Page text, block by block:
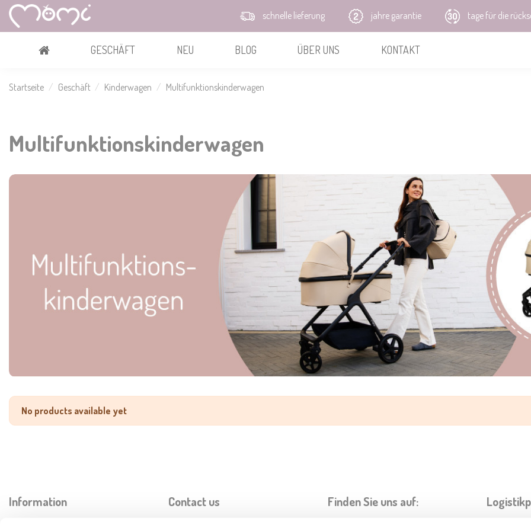
schnelle lieferung jahre garantie tage für die
GESCHÄFT NEU BLOG ÜBER UNS KONTAKT
Startseite Geschäft Kinderwagen Multifunktionskinderwagen
Multifunktionskinderwagen
No products available yet
Information Contact us Finden Sie uns auf: